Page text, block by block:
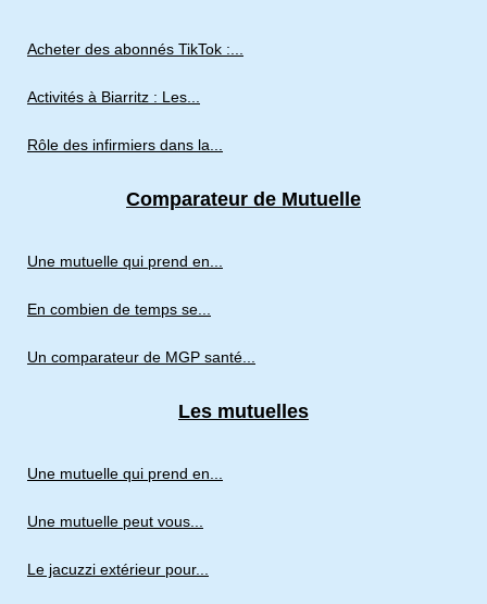
Acheter des abonnés TikTok :...
Activités à Biarritz : Les...
Rôle des infirmiers dans la...
Comparateur de Mutuelle
Une mutuelle qui prend en...
En combien de temps se...
Un comparateur de MGP santé...
Les mutuelles
Une mutuelle qui prend en...
Une mutuelle peut vous...
Le jacuzzi extérieur pour...